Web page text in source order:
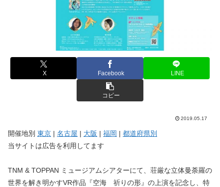
X Facebook LINE
コピー
2019.05.17
開催地別 東京 | 名古屋 | 大阪 | 福岡 | 都道府県別
当サイトは広告を利用してます
TNM & TOPPAN ミュージアムシアターにて、荘厳な立体曼荼羅の
世界を解き明かすVR作品『空海 祈りの形』の上演を記念し、特